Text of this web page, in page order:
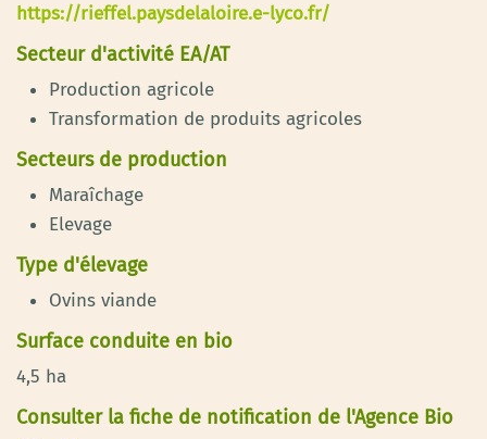
https://rieffel.paysdelaloire.e-lyco.fr/
Secteur d'activité EA/AT
Production agricole
Transformation de produits agricoles
Secteurs de production
Maraîchage
Elevage
Type d'élevage
Ovins viande
Surface conduite en bio
4,5 ha
Consulter la fiche de notification de l'Agence Bio